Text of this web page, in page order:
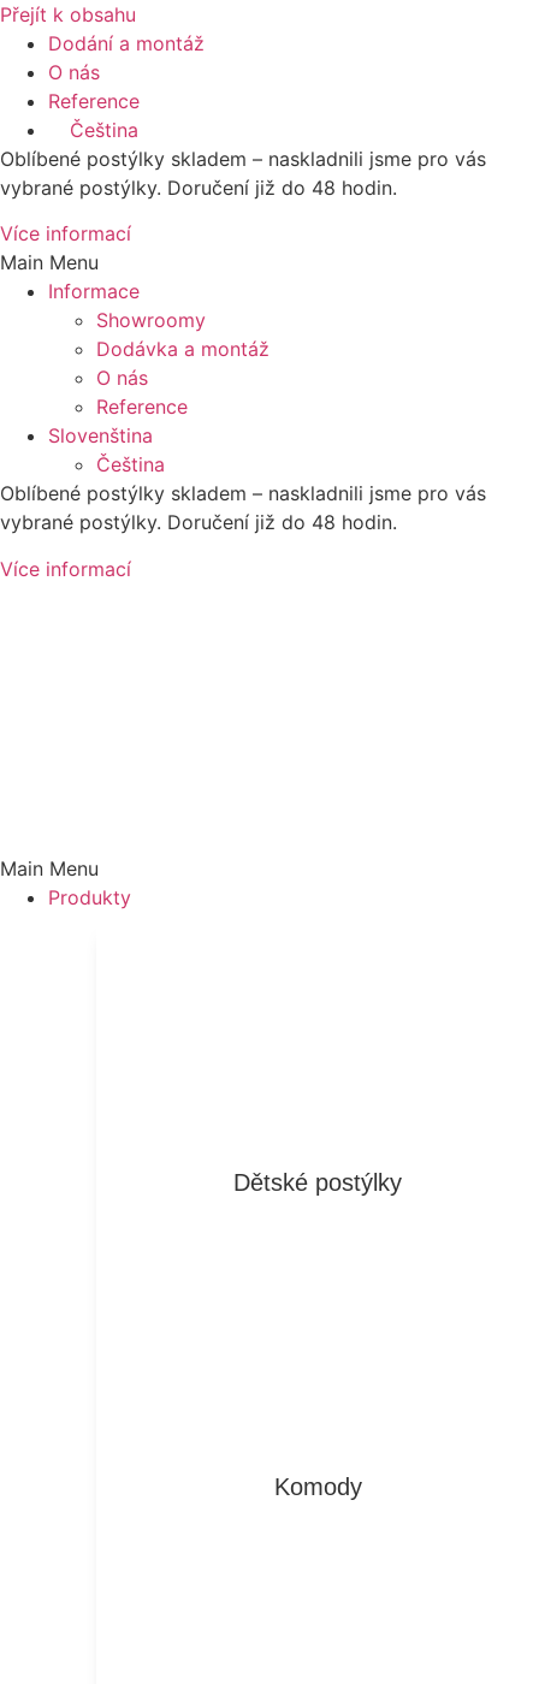
Přejít k obsahu
Dodání a montáž
O nás
Reference
Čeština
Oblíbené postýlky skladem – naskladnili jsme pro vás
vybrané postýlky. Doručení již do 48 hodin.
Více informací
Main Menu
Informace
Showroomy
Dodávka a montáž
O nás
Reference
Slovenština
Čeština
Oblíbené postýlky skladem – naskladnili jsme pro vás
vybrané postýlky. Doručení již do 48 hodin.
Více informací
Main Menu
Produkty
Dětské postýlky
Komody